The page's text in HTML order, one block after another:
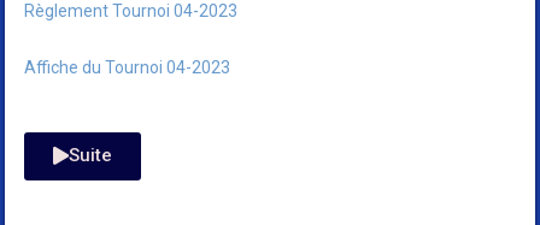
Règlement Tournoi 04-2023
Affiche du Tournoi 04-2023
Suite